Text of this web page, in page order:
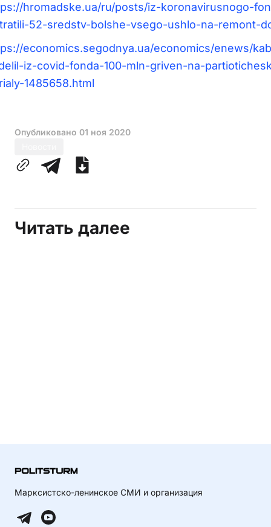
hromadske.ua/ru/posts/iz-koronavirusnogo-
52-sredstv-bolshe-vsego-ushlo-na-remont-
economics.segodnya.ua/economics/enews/
iz-covid-fonda-100-mln-griven-na-
1485658.html
Опубликовано 01 ноя 2020
Читать далее
Марксистско-ленинское СМИ и организация